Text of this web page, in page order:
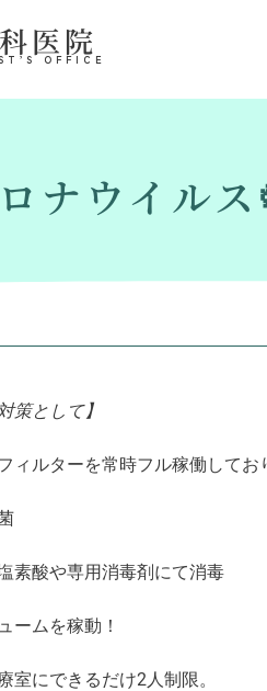
医院
OFFICE
ナウイル
策として】
ルターを常時フル稼働してお
素酸や専用消毒剤にて消毒
ームを稼動！
にできるだけ2人制限。